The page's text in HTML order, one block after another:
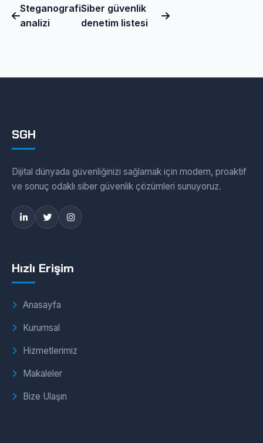
Steganografi
analizi
Siber güvenlik
denetim listesi
SGH
Dijital dünyada güvenliğinizi sağlamak için modern, proaktif
ve sonuç odaklı siber güvenlik çözümleri sunuyoruz.
Hızlı Erişim
Anasayfa
Kurumsal
Hizmetlerimiz
Makaleler
Bize Ulaşın